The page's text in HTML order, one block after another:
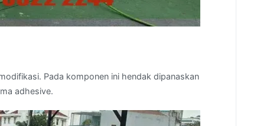
Pada komponen ini hendak dipanaskan
adhesive.